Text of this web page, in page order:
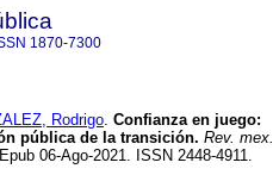
1870-7300
Rodrigo. Confianza en juego:
pública de la transición. Rev. mex.
06-Ago-2021. ISSN 2448-4911.